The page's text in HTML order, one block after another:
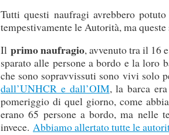
Tutti questi naufragi avrebbero
tempestivamente le Autorità, ma
Il primo naufragio, avvenuto tra il 16
sparato alle persone a bordo e la loro
che sono sopravvissuti sono vivi solo
dall’UNHCR e dall’OIM, la barca
pomeriggio di quel giorno, come
erano 65 persone a bordo, ma nelle
invece. Abbiamo allertato tutte le